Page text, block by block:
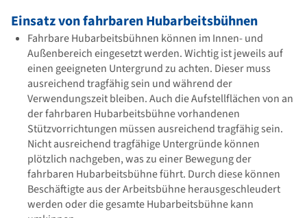
Einsatz von fahrbaren Hubarbeitsbühnen
Fahrbare Hubarbeitsbühnen können im Innen- und
Außenbereich eingesetzt werden. Wichtig ist jeweils auf
einen geeigneten Untergrund zu achten. Dieser muss
ausreichend tragfähig sein und während der
Verwendungszeit bleiben. Auch die Aufstellflächen von an
der fahrbaren Hubarbeitsbühne vorhandenen
Stützvorrichtungen müssen ausreichend tragfähig sein.
Nicht ausreichend tragfähige Untergründe können
plötzlich nachgeben, was zu einer Bewegung der
fahrbaren Hubarbeitsbühne führt. Durch diese können
Beschäftigte aus der Arbeitsbühne herausgeschleudert
werden oder die gesamte Hubarbeitsbühne kann